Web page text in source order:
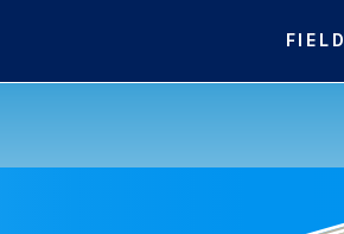
FIELD